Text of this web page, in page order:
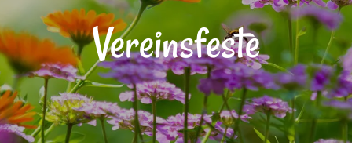
Vereinsfeste
VEREINSHEIM
FOTOS
FREIE GÄRTEN
KONTAKT